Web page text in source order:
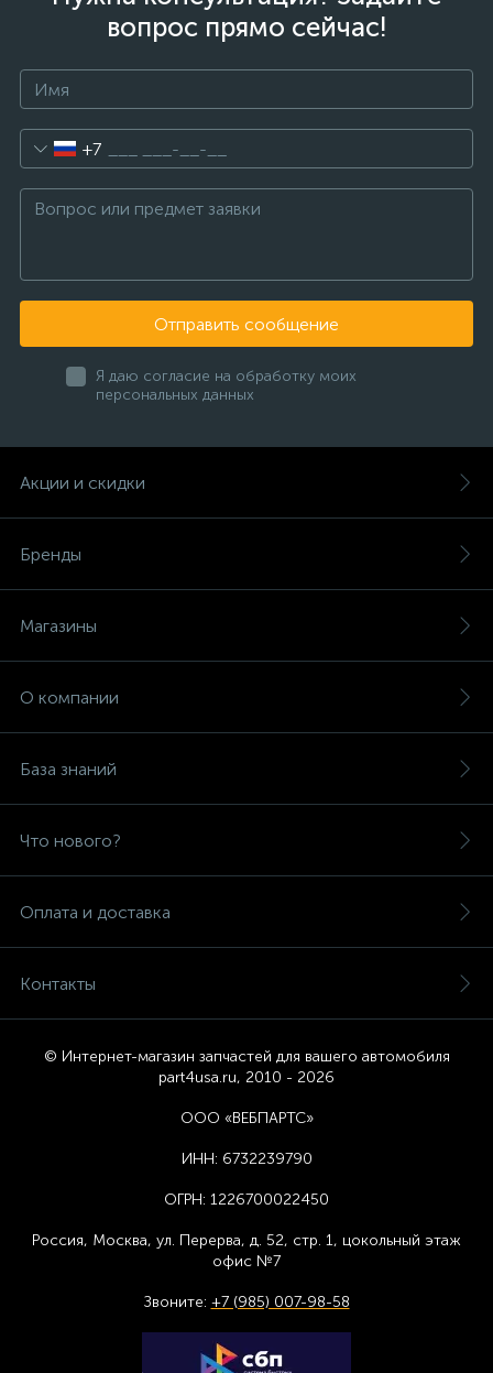
вопрос прямо сейчас!
+7
Отправить сообщение
Я даю согласие на обработку моих
персональных данных
Акции и скидки
Бренды
Магазины
О компании
База знаний
Что нового?
Оплата и доставка
Контакты
© Интернет-магазин запчастей для вашего автомобиля
part4usa.ru, 2010 - 2026
ООО «ВЕБПАРТС»
ИНН: 6732239790
ОГРН: 1226700022450
Россия, Москва, ул. Перерва, д. 52, стр. 1, цокольный этаж
офис №7
Звоните: +7 (985) 007-98-58